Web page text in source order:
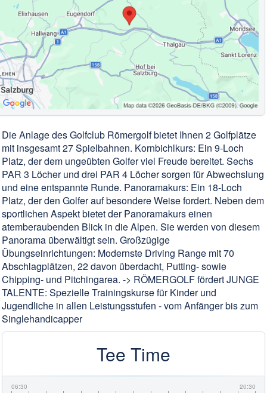
Die Anlage des Golfclub Römergolf bietet Ihnen 2 Golfplätze
mit insgesamt 27 Spielbahnen. Kornbichlkurs: Ein 9-Loch
Platz, der dem ungeübten Golfer viel Freude bereitet. Sechs
PAR 3 Löcher und drei PAR 4 Löcher sorgen für Abwechslung
und eine entspannte Runde. Panoramakurs: Ein 18-Loch
Platz, der den Golfer auf besondere Weise fordert. Neben dem
sportlichen Aspekt bietet der Panoramakurs einen
atemberaubenden Blick in die Alpen. Sie werden von diesem
Panorama überwältigt sein. Großzügige
Übungseinrichtungen: Modernste Driving Range mit 70
Abschlagplätzen, 22 davon überdacht, Putting- sowie
Chipping- und Pitchingarea. -> RÖMERGOLF fördert JUNGE
TALENTE: Spezielle Trainingskurse für Kinder und
Jugendliche in allen Leistungsstufen - vom Anfänger bis zum
Singlehandicapper
Tee Time
06:30 20:30